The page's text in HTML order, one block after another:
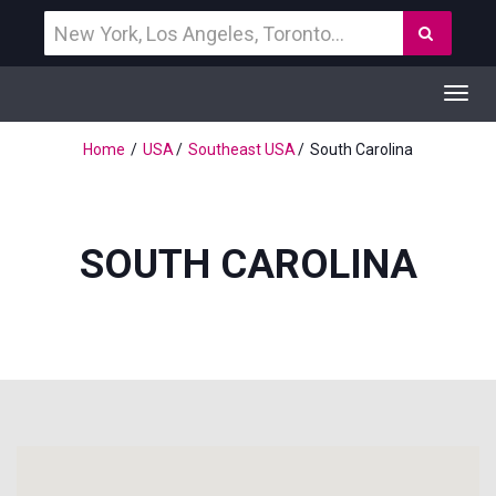
een
bestemming
Home
USA Southeast USA South Carolina
SOUTH CAROLINA